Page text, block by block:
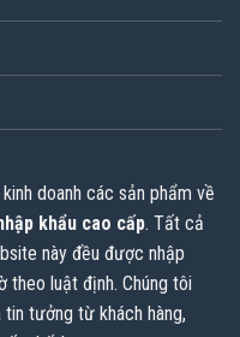
doanh các sản phẩm về
khẩu cao cấp. Tất cả
này đều được nhập
theo luật định. Chúng tôi
tưởng từ khách hàng,